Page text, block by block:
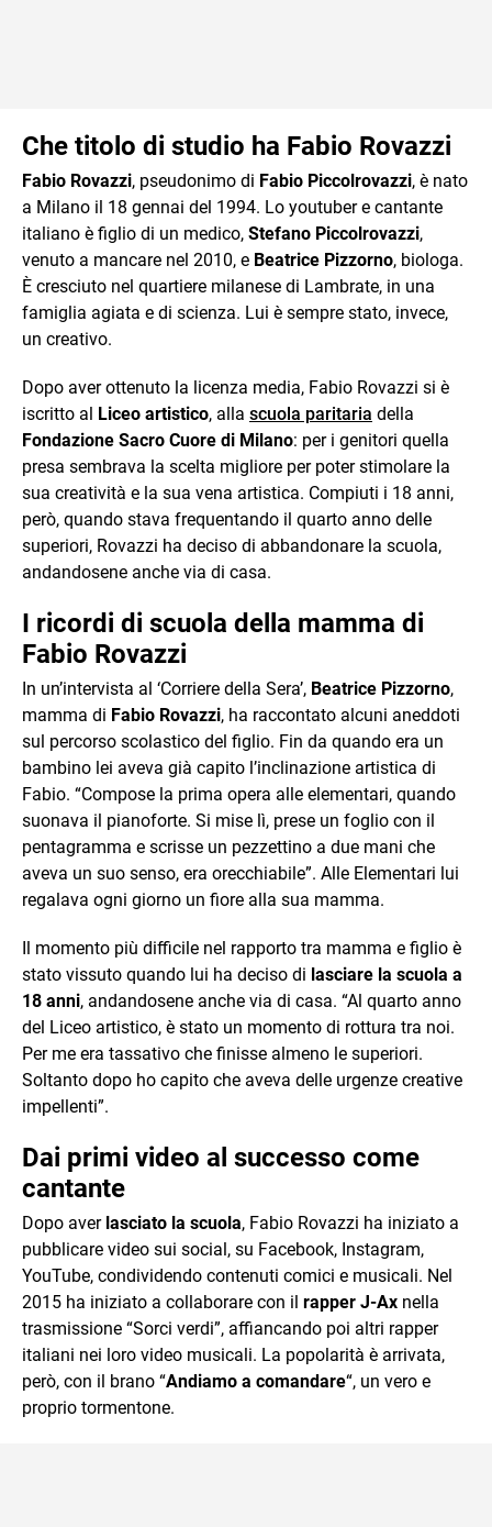
Che titolo di studio ha Fabio Rovazzi
Fabio Rovazzi, pseudonimo di Fabio Piccolrovazzi, è nato
a Milano il 18 gennai del 1994. Lo youtuber e cantante
italiano è figlio di un medico, Stefano Piccolrovazzi,
venuto a mancare nel 2010, e Beatrice Pizzorno, biologa.
È cresciuto nel quartiere milanese di Lambrate, in una
famiglia agiata e di scienza. Lui è sempre stato, invece,
un creativo.
Dopo aver ottenuto la licenza media, Fabio Rovazzi si è
iscritto al Liceo artistico, alla scuola paritaria della
Fondazione Sacro Cuore di Milano: per i genitori quella
presa sembrava la scelta migliore per poter stimolare la
sua creatività e la sua vena artistica. Compiuti i 18 anni,
però, quando stava frequentando il quarto anno delle
superiori, Rovazzi ha deciso di abbandonare la scuola,
andandosene anche via di casa.
I ricordi di scuola della mamma di
Fabio Rovazzi
In un’intervista al ‘Corriere della Sera’, Beatrice Pizzorno,
mamma di Fabio Rovazzi, ha raccontato alcuni aneddoti
sul percorso scolastico del figlio. Fin da quando era un
bambino lei aveva già capito l’inclinazione artistica di
Fabio. “Compose la prima opera alle elementari, quando
suonava il pianoforte. Si mise lì, prese un foglio con il
pentagramma e scrisse un pezzettino a due mani che
aveva un suo senso, era orecchiabile”. Alle Elementari lui
regalava ogni giorno un fiore alla sua mamma.
Il momento più difficile nel rapporto tra mamma e figlio è
stato vissuto quando lui ha deciso di lasciare la scuola a
18 anni, andandosene anche via di casa. “Al quarto anno
del Liceo artistico, è stato un momento di rottura tra noi.
Per me era tassativo che finisse almeno le superiori.
Soltanto dopo ho capito che aveva delle urgenze creative
impellenti”.
Dai primi video al successo come
cantante
Dopo aver lasciato la scuola, Fabio Rovazzi ha iniziato a
pubblicare video sui social, su Facebook, Instagram,
YouTube, condividendo contenuti comici e musicali. Nel
2015 ha iniziato a collaborare con il rapper J-Ax nella
trasmissione “Sorci verdi”, affiancando poi altri rapper
italiani nei loro video musicali. La popolarità è arrivata,
però, con il brano “Andiamo a comandare“, un vero e
proprio tormentone.